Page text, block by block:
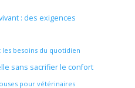
: des exigences
les besoins du quotidien
sans sacrifier le confort
pour vétérinaires